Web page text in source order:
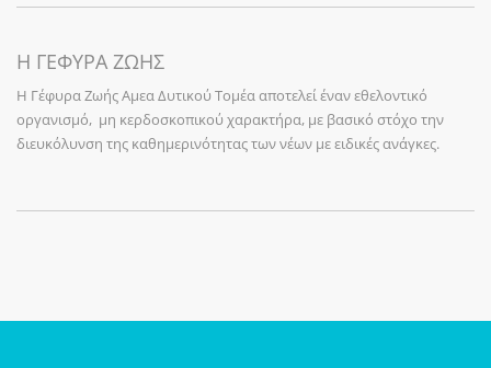
Η ΓΕΦΥΡΑ ΖΩΗΣ
Η Γέφυρα Ζωής Αμεα Δυτικού Τομέα αποτελεί έναν εθελοντικό
οργανισμό, μη κερδοσκοπικού χαρακτήρα, με βασικό στόχο την
διευκόλυνση της καθημερινότητας των νέων με ειδικές ανάγκες.